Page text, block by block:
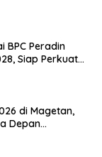
BPC Peradin
Siap Perkuat
di Magetan,
Depan